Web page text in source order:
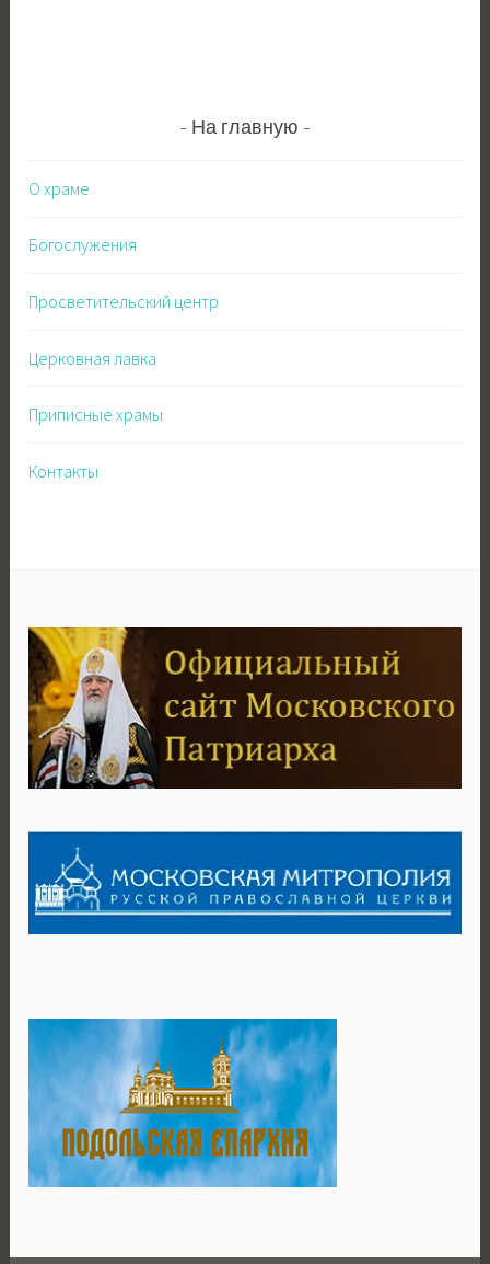
На главную
О храме
Богослужения
Просветительский центр
Церковная лавка
Приписные храмы
Контакты